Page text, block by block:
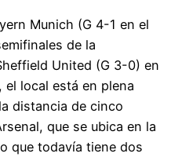
Munich (G 4-1 en el
de la
United (G 3-0) en
el local está en plena
distancia de cinco
que se ubica en la
que todavía tiene dos